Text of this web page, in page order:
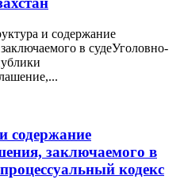
и содержание
в судеУголовно-
содержание
заключаемого в
кодекс